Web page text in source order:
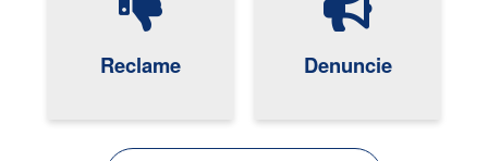
Reclame Denuncie